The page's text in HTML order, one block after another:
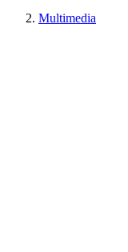
Multimedia